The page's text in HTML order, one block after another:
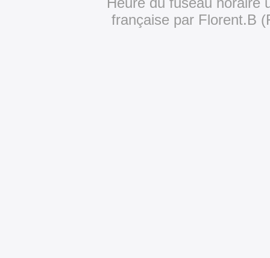
française par Florent.B